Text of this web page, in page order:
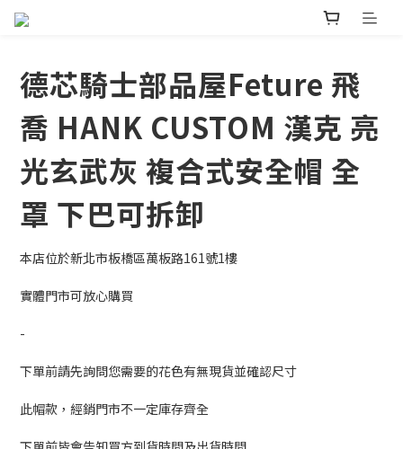
德芯騎士部品屋Feture 飛
喬 HANK CUSTOM 漢克 亮
光玄武灰 複合式安全帽 全
罩 下巴可拆卸
本店位於新北市板橋區萬板路161號1樓
實體門市可放心購買
-
下單前請先詢問您需要的花色有無現貨並確認尺寸
此帽款，經銷門市不一定庫存齊全